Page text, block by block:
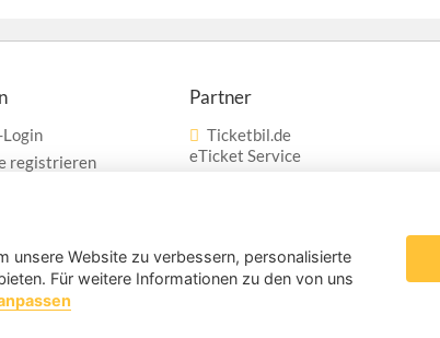
Login
registrieren
Partner
Ticketbil.de
eTicket Service
unsere Website zu verbessern, personalisierte
Für weitere Informationen zu den von uns